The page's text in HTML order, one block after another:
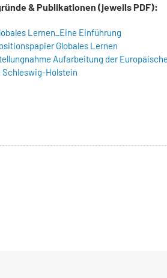
& Publikationen (jeweils PDF):
Lernen_Eine Einführung
Globales Lernen
Aufarbeitung der
Schleswig-Holstein